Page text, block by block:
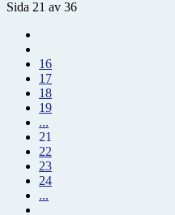
Sida 21 av 36
16
17
18
19
...
21
22
23
24
...